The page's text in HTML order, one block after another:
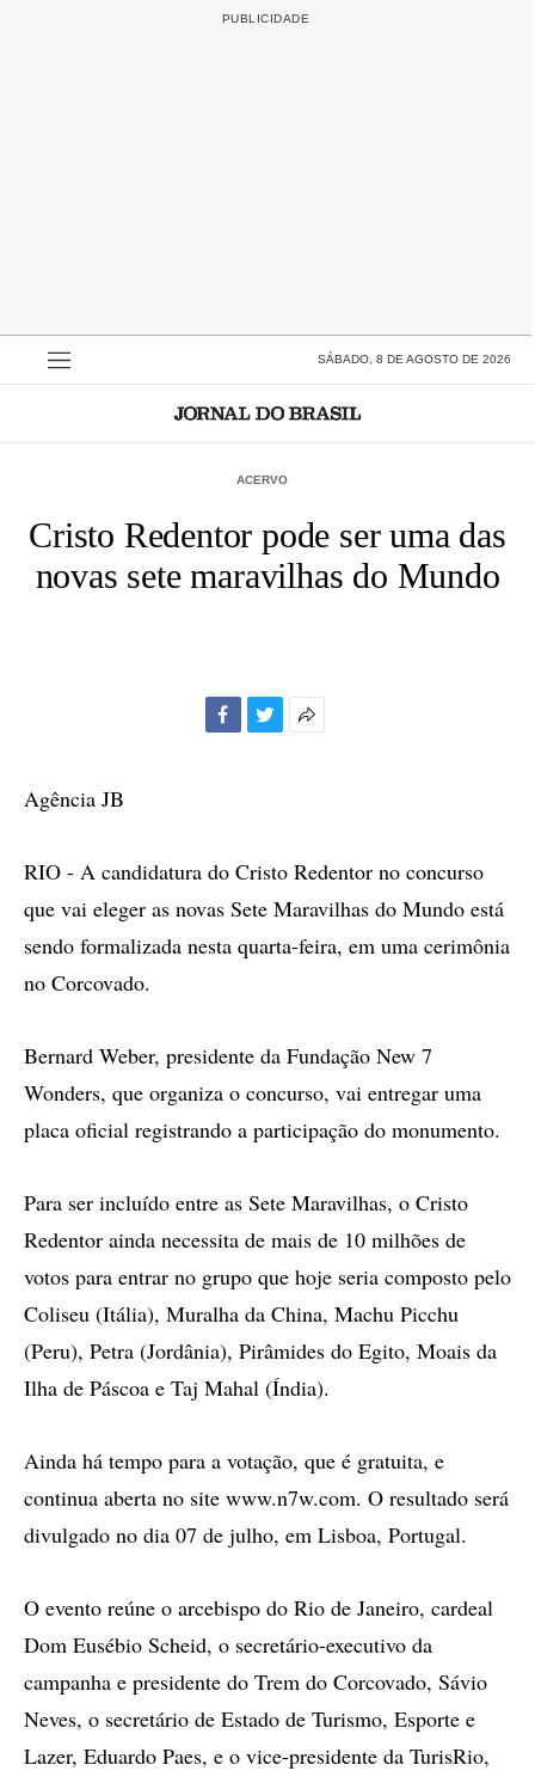
SÁBADO, 8 DE AGOSTO DE 2026
ACERVO
Cristo Redentor pode ser uma das
novas sete maravilhas do Mundo
Agência JB
RIO - A candidatura do Cristo Redentor no concurso
que vai eleger as novas Sete Maravilhas do Mundo está
sendo formalizada nesta quarta-feira, em uma cerimônia
no Corcovado.
Bernard Weber, presidente da Fundação New 7
Wonders, que organiza o concurso, vai entregar uma
placa oficial registrando a participação do monumento.
Para ser incluído entre as Sete Maravilhas, o Cristo
Redentor ainda necessita de mais de 10 milhões de
votos para entrar no grupo que hoje seria composto pelo
Coliseu (Itália), Muralha da China, Machu Picchu
(Peru), Petra (Jordânia), Pirâmides do Egito, Moais da
Ilha de Páscoa e Taj Mahal (Índia).
Ainda há tempo para a votação, que é gratuita, e
continua aberta no site www.n7w.com. O resultado será
divulgado no dia 07 de julho, em Lisboa, Portugal.
O evento reúne o arcebispo do Rio de Janeiro, cardeal
Dom Eusébio Scheid, o secretário-executivo da
campanha e presidente do Trem do Corcovado, Sávio
Neves, o secretário de Estado de Turismo, Esporte e
Lazer, Eduardo Paes, e o vice-presidente da TurisRio,